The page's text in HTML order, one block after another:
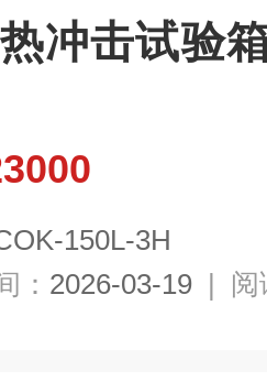
冲击试验
150L-3H
： 2026-03-19 | 阅